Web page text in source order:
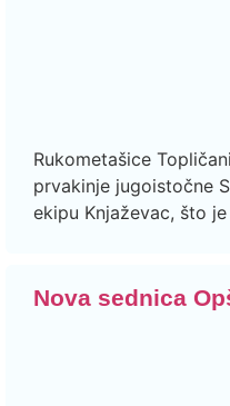
Rukometašice
prvakinje jugoistočne
ekipu Knjaževac, što
Nova sednica